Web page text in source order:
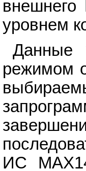
уровнем
Данные
режимом
ИС